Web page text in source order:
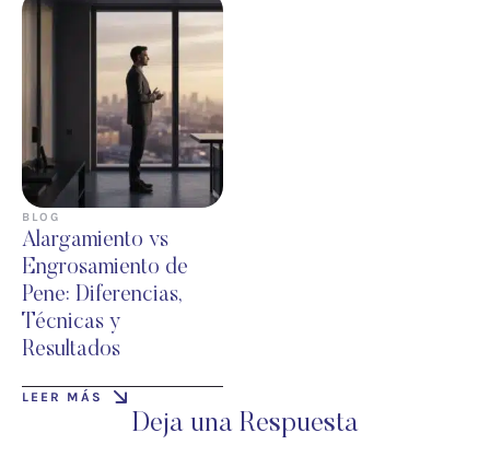
BLOG
Alargamiento vs
Engrosamiento de
Pene: Diferencias,
Técnicas y
Resultados
LEER MÁS
Deja una Respuesta